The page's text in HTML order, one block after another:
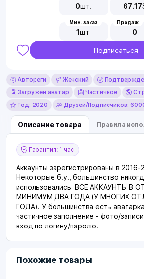
0шт. 67.17
Мин. заказ
1шт.
Продаж
0
Подписаться
Автореги Женский
Загружен аватар
Частичное
Год: 2020
Друзей/Подписчиков:
Описание товара Правила
Гарантия: 1 час
Аккаунты зарегистрированы в 2016-
Некоторые б.у., большинство
использовались. ВСЕ АККАУНТЫ В
МИНИМУМ ДВА ГОДА (У МНОГИХ
ГОДА). У большинства есть
частичное заполнение - фото/
вход по логину/паролю.
Похожие товары